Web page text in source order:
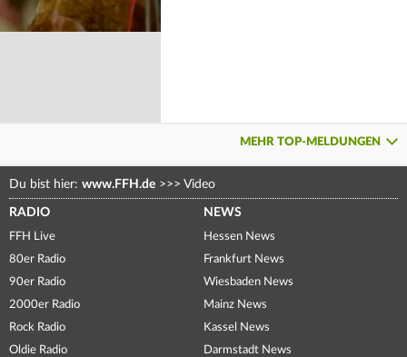
MEHR TOP-MELDUNGEN
Du bist hier: www.FFH.de >>> Video
RADIO
FFH Live
80er Radio
90er Radio
2000er Radio
Rock Radio
Oldie Radio
NEWS
Hessen News
Frankfurt News
Wiesbaden News
Mainz News
Kassel News
Darmstadt News